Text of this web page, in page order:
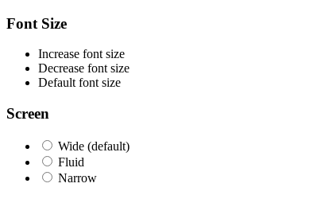
Font Size
Increase font size
Decrease font size
Default font size
Screen
Wide (default)
Fluid
Narrow